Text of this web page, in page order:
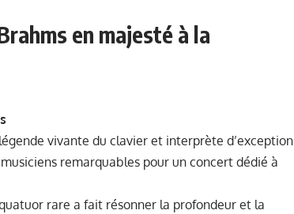
en majesté à la
vivante du clavier et interprète d’exception
remarquables pour un concert dédié à
rare a fait résonner la profondeur et la